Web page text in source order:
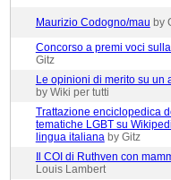
Maurizio Codogno/mau by
Concorso a premi voci
Gitz
Le opinioni di merito su un
by Wiki per tutti
Trattazione enciclopedica
tematiche LGBT su
lingua italiana by Gitz
Il COI di Ruthven con
Louis Lambert